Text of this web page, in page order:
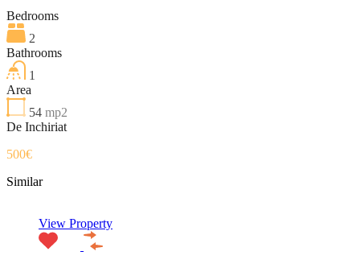
Bedrooms
2
Bathrooms
1
Area
54 mp2
De Inchiriat
500€
Similar
View Property